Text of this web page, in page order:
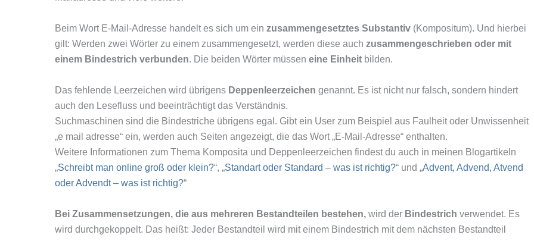
Beim Wort E-Mail-Adresse handelt es sich um ein zusammengesetztes Substantiv (Kompositum). Und hierbei
gilt: Werden zwei Wörter zu einem zusammengesetzt, werden diese auch zusammengeschrieben oder mit
einem Bindestrich verbunden. Die beiden Wörter müssen eine Einheit bilden.
Das fehlende Leerzeichen wird übrigens Deppenleerzeichen genannt. Es ist nicht nur falsch, sondern hindert
auch den Lesefluss und beeinträchtigt das Verständnis.
Suchmaschinen sind die Bindestriche übrigens egal. Gibt ein User zum Beispiel aus Faulheit oder Unwissenheit
„e mail adresse“ ein, werden auch Seiten angezeigt, die das Wort „E-Mail-Adresse“ enthalten.
Weitere Informationen zum Thema Komposita und Deppenleerzeichen findest du auch in meinen Blogartikeln
„Schreibt man online groß oder klein?“, „Standart oder Standard – was ist richtig?“ und „Advent, Advend, Atvend
oder Advendt – was ist richtig?“
Bei Zusammensetzungen, die aus mehreren Bestandteilen bestehen, wird der Bindestrich verwendet. Es
wird durchgekoppelt. Das heißt: Jeder Bestandteil wird mit einem Bindestrich mit dem nächsten Bestandteil